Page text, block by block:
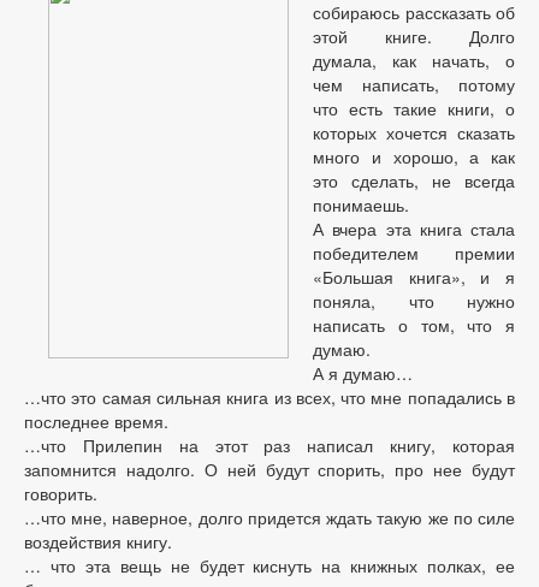
собираюсь рассказать об
этой книге. Долго
думала, как начать, о
чем написать, потому
что есть такие книги, о
которых хочется сказать
много и хорошо, а как
это сделать, не всегда
понимаешь.
А вчера эта книга стала
победителем премии
«Большая книга», и я
поняла, что нужно
написать о том, что я
думаю.
А я думаю…
…что это самая сильная книга из всех, что мне попадались в
последнее время.
…что Прилепин на этот раз написал книгу, которая
запомнится надолго. О ней будут спорить, про нее будут
говорить.
…что мне, наверное, долго придется ждать такую же по силе
воздействия книгу.
… что эта вещь не будет киснуть на книжных полках, ее